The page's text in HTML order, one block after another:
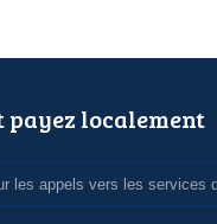
localement
les appels vers les services